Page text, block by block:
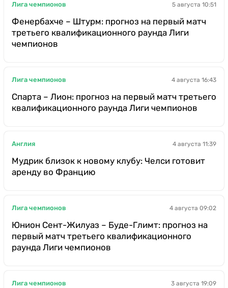
Лига чемпионов 5 августа 10:51
Фенербахче – Штурм: прогноз на первый матч
третьего квалификационного раунда Лиги
чемпионов
Лига чемпионов 4 августа 16:43
Спарта – Лион: прогноз на первый матч третьего
квалификационного раунда Лиги чемпионов
Англия 4 августа 11:39
Мудрик близок к новому клубу: Челси готовит
аренду во Францию
Лига чемпионов 4 августа 09:02
Юнион Сент-Жилуаз – Буде-Глимт: прогноз на
первый матч третьего квалификационного
раунда Лиги чемпионов
Лига чемпионов 3 августа 19:09